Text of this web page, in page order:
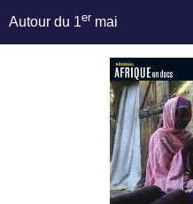
Autour du 1er mai